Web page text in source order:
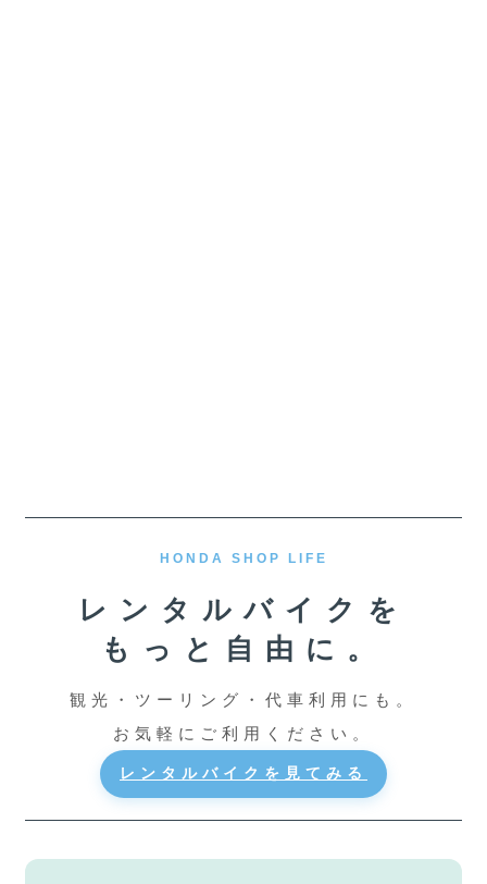
HONDA SHOP LIFE
レンタルバイクを
もっと自由に。
観光・ツーリング・代車利用にも。
お気軽にご利用ください。
レンタルバイクを見てみる